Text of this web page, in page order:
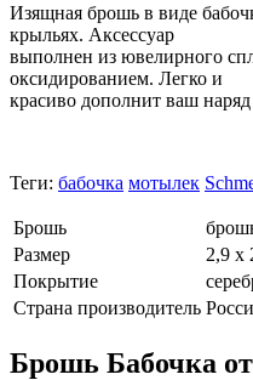
Изящная брошь в виде
крыльях. Аксессуар
выполнен из ювелирного
оксидированием. Легко и
красиво дополнит ваш
Теги: бабочка мотылек
Брошь
Размер
2,9 х
Покрытие
Страна производитель
Брошь Бабочка